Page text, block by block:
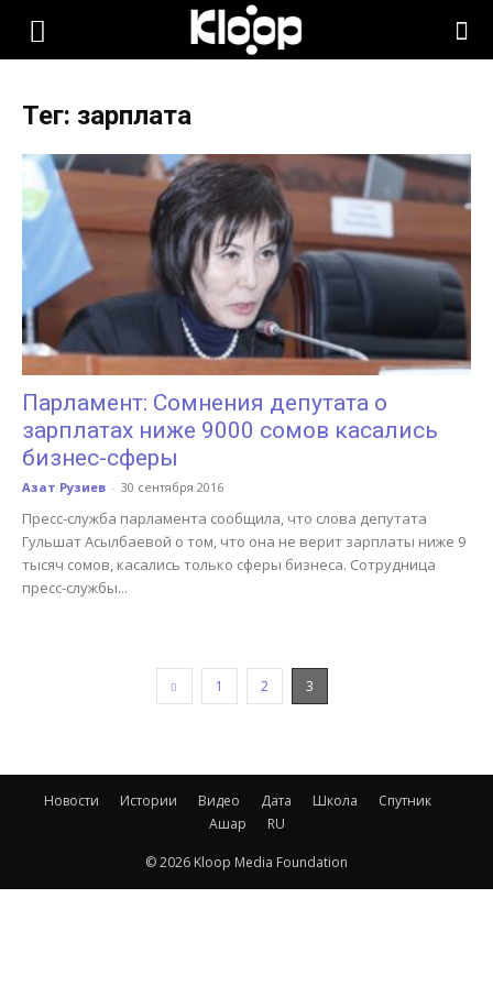
KLOOP.KG
Новости
Кыргызстана
Тег: зарплата
Парламент: Сомнения депутата о
зарплатах ниже 9000 сомов касались
бизнес-сферы
Азат Рузиев - 30 сентября 2016
Пресс-служба парламента сообщила, что слова депутата
Гульшат Асылбаевой о том, что она не верит зарплаты ниже 9
тысяч сомов, касались только сферы бизнеса. Сотрудница
пресс-службы...
1 2 3
Новости Истории Видео Дата Школа
Спутник
Ашар
RU
© 2026 Kloop Media Foundation